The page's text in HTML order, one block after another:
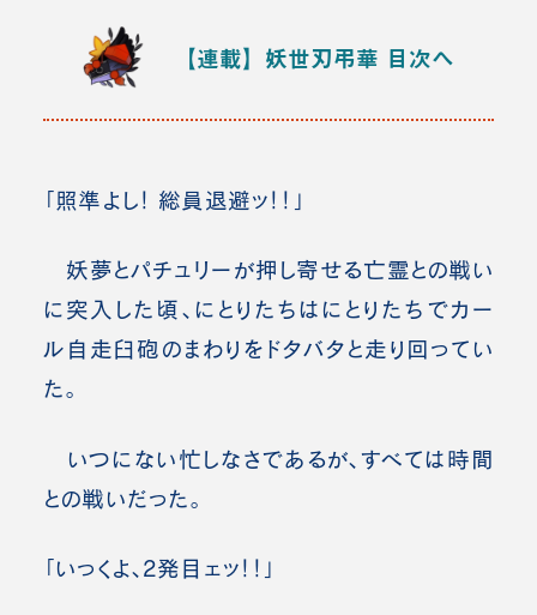
【連載】妖世刃弔華 目次へ
「照準よし！ 総員退避ッ！！」
妖夢とパチュリーが押し寄せる亡霊との戦い
に突入した頃、にとりたちはにとりたちでカー
ル自走臼砲のまわりをドタバタと走り回ってい
た。
いつにない忙しなさであるが、すべては時間
との戦いだった。
「いっくよ、2発目ェッ！！」